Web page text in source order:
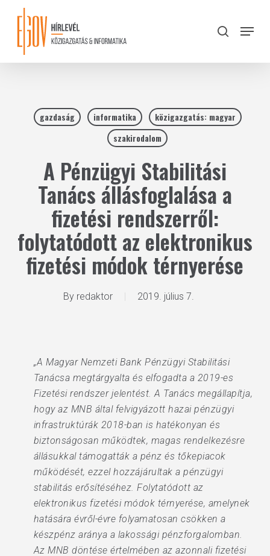
content
search
Menu
gazdaság informatika
közigazgatás: magyar
szakirodalom
A Pénzügyi Stabilitási
Tanács állásfoglalása a
fizetési rendszerről:
folytatódott az elektronikus
fizetési módok térnyerése
By redaktor 2019. július 7.
„A Magyar Nemzeti Bank Pénzügyi Stabilitási
Tanácsa megtárgyalta és elfogadta a 2019-es
Fizetési rendszer jelentést. A Tanács megállapítja,
hogy az MNB által felvigyázott hazai pénzügyi
infrastruktúrák 2018-ban is hatékonyan és
biztonságosan működtek, magas rendelkezésre
állásukkal támogatták a pénz és tőkepiacok
működését, ezzel hozzájárultak a pénzügyi
stabilitás erősítéséhez. Folytatódott az
elektronikus fizetési módok térnyerése, amelynek
hatására évről-évre folyamatosan csökken a
készpénz aránya a lakossági pénzforgalomban.
Az MNB döntése értelmében az azonnali fizetési
Close